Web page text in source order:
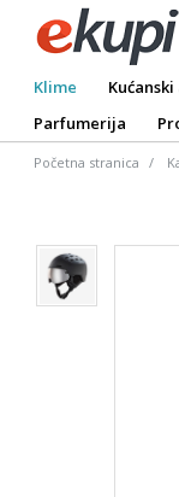
Klime
Parfumerija
Početna stranica